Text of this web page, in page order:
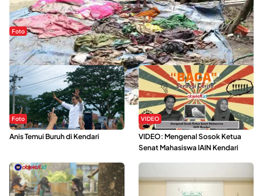
Foto
Sejak Banjir Bandang, Warga Butuhkan Air Bersih
Foto
Anis Temui Buruh di Kendari
VIDEO
VIDEO: Mengenal Sosok Ketua
Senat Mahasiswa IAIN Kendari